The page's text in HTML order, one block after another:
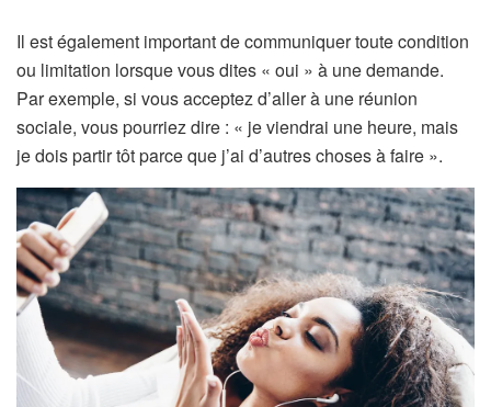
Il est également important de communiquer toute condition
ou limitation lorsque vous dites « oui » à une demande.
Par exemple, si vous acceptez d’aller à une réunion
sociale, vous pourriez dire : « je viendrai une heure, mais
je dois partir tôt parce que j’ai d’autres choses à faire ».